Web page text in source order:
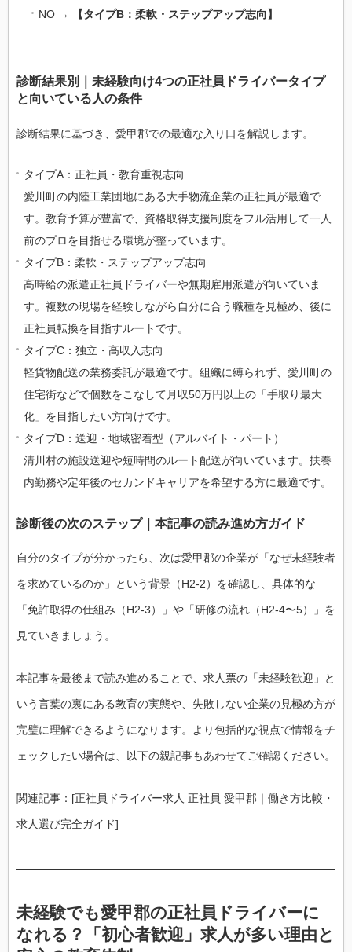
NO →
【タイプB：柔軟・ステップアップ志向】
診断結果別｜未経験向け4つの正社員ドライバータイプ
と向いている人の条件
診断結果に基づき、愛甲郡での最適な入り口を解説します。
タイプA：正社員・教育重視志向
愛川町の内陸工業団地にある大手物流企業の正社員が最適で
す。教育予算が豊富で、資格取得支援制度をフル活用して一人
前のプロを目指せる環境が整っています。
タイプB：柔軟・ステップアップ志向
高時給の派遣正社員ドライバーや無期雇用派遣が向いていま
す。複数の現場を経験しながら自分に合う職種を見極め、後に
正社員転換を目指すルートです。
タイプC：独立・高収入志向
軽貨物配送の業務委託が最適です。組織に縛られず、愛川町の
住宅街などで個数をこなして月収50万円以上の「手取り最大
化」を目指したい方向けです。
タイプD：送迎・地域密着型（アルバイト・パート）
清川村の施設送迎や短時間のルート配送が向いています。扶養
内勤務や定年後のセカンドキャリアを希望する方に最適です。
診断後の次のステップ｜本記事の読み進め方ガイド
自分のタイプが分かったら、次は愛甲郡の企業が「なぜ未経験者
を求めているのか」という背景（H2-2）を確認し、具体的な
「免許取得の仕組み（H2-3）」や「研修の流れ（H2-4〜5）」を
見ていきましょう。
本記事を最後まで読み進めることで、求人票の「未経験歓迎」と
いう言葉の裏にある教育の実態や、失敗しない企業の見極め方が
完璧に理解できるようになります。より包括的な視点で情報をチ
ェックしたい場合は、以下の親記事もあわせてご確認ください。
関連記事：[正社員ドライバー求人 正社員 愛甲郡｜働き方比較・
求人選び完全ガイド]
未経験でも愛甲郡の正社員ドライバーに
なれる？「初心者歓迎」求人が多い理由と